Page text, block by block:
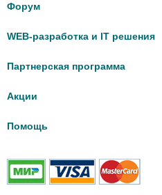
Форум
WEB-разработка и IT решения
Партнерская программа
Акции
Помощь